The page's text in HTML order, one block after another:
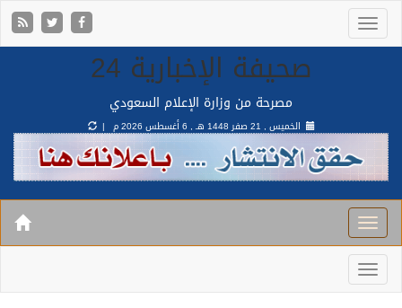
صحيفة الإخبارية 24
مصرحة من وزارة الإعلام السعودي
الخميس , 21 صفر 1448 هـ , 6 أغسطس 2026 م |